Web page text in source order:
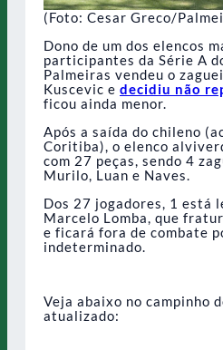
(Foto: Cesar Greco/
Dono de um dos elencos
participantes da Série A
Palmeiras vendeu o
Kuscevic e decidiu não
ficou ainda menor.
Após a saída do chileno
Coritiba), o elenco
com 27 peças, sendo 4
Murilo, Luan e Naves.
Dos 27 jogadores, 1 está
Marcelo Lomba, que
e ficará fora de combate
indeterminado.
Veja abaixo no campinho
atualizado: